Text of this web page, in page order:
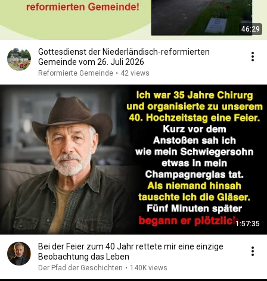
46:29
Gottesdienst der Niederländisch-reformierten
Gemeinde vom 26. Juli 2026
Reformierte Gemeinde • 42 views
1:57:35
Bei der Feier zum 40 Jahr rettete mir eine einzige
Beobachtung das Leben
Der Pfad der Geschichten • 140K views